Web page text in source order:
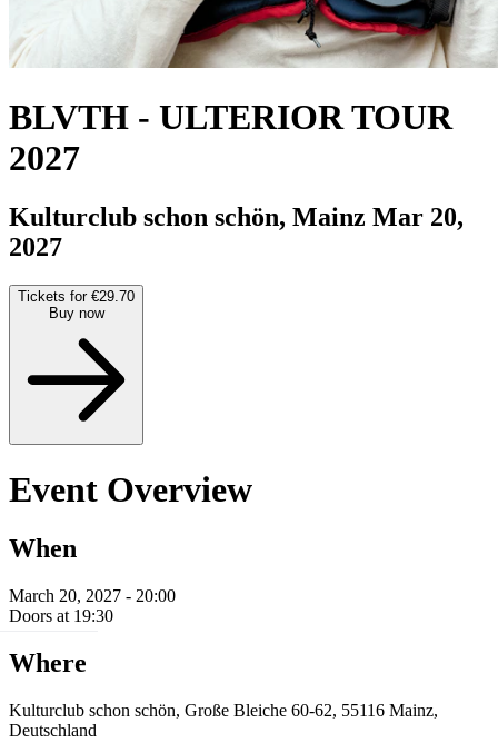
BLVTH - ULTERIOR TOUR
2027
Kulturclub schon schön, Mainz Mar 20,
2027
Tickets for €29.70
Buy now
Event Overview
When
March 20, 2027 - 20:00
Doors at 19:30
Where
Kulturclub schon schön, Große Bleiche 60-62, 55116 Mainz,
Deutschland